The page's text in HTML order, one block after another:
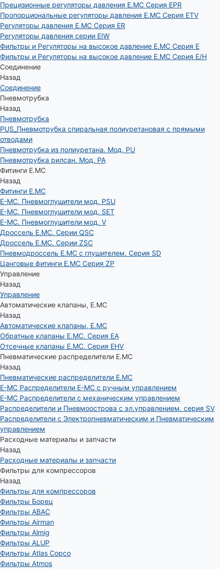
Прецизионные регуляторы давления E.MC Серия EPR
Пропорциональные регуляторы давления E.MC Серия ETV
Регуляторы давления E.MC Серия ER
Регуляторы давления серии EIW
Фильтры и Регуляторы на высокое давление E.MC Серия E
Фильтры и Регуляторы на высокое давление E.MC Серия E/H
Соединение
Назад
Соединение
Пневмотрубка
Назад
Пневмотрубка
PUS_Пневмотрубка спиральная полиуретановая с прямыми
отводами
Пневмотрубка из полиуретана. Мод. РU
Пневмотрубка рилсан. Мод. PA
Фитинги E.MC
Назад
Фитинги E.MC
E-MC. Пневмоглушители мод. PSU
E-MC. Пневмоглушители мод. SET
E-MC. Пневмоглушители мод. V
Дроссель E.MC. Серии QSC
Дроссель E.MC. Серии ZSC
Пневмодроссель E.MC с глушителем. Серия SD
Цанговые фитинги E.MC Серия ZP
Управление
Назад
Управление
Автоматические клапаны, Е.МС
Назад
Автоматические клапаны, Е.МС
Обратные клапаны E.MC. Серия EA
Отсечные клапаны E.MC. Серия EHV
Пневматические распределители E.MC
Назад
Пневматические распределители E.MC
E-MC Распределители E-MC с ручным управлением
E-MC Распределители с механическим управлением
Распределители и Пневмоострова с эл.управлением. серия SV
Распределители с Электропневматическим и Пневматическим
управлением
Расходные материалы и запчасти
Назад
Расходные материалы и запчасти
Фильтры для компрессоров
Назад
Фильтры для компрессоров
Фильтры Борец
Фильтры ABAC
Фильтры Airman
Фильтры Almig
Фильтры ALUP
Фильтры Atlas Copco
Фильтры Atmos